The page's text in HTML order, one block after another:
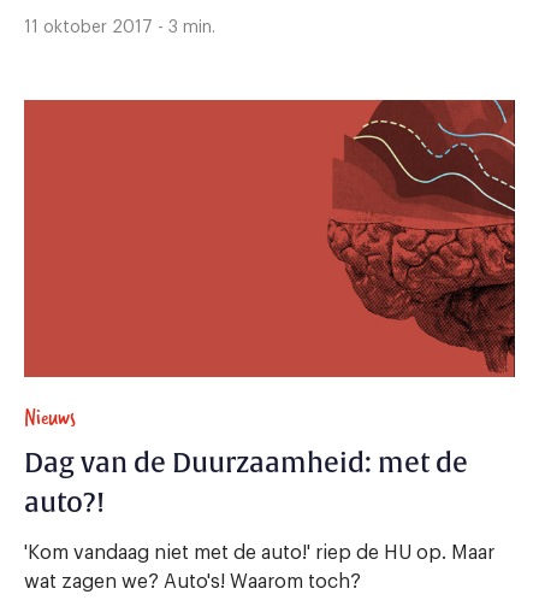
11 oktober 2017 - 3 min.
Nieuws
Dag van de Duurzaamheid: met de
auto?!
'Kom vandaag niet met de auto!' riep de HU op. Maar
wat zagen we? Auto's! Waarom toch?